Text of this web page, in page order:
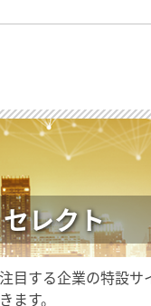
レクト
目する企業の特設
ます。